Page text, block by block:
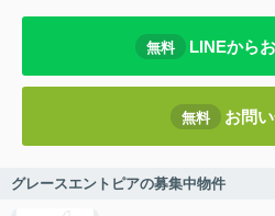
無料 LINEから
無料 お問
グレースエントピアの募集中物件